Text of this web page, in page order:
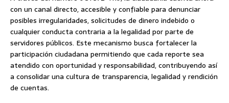
con un canal directo, accesible y confiable para denunciar
posibles irregularidades, solicitudes de dinero indebido o
cualquier conducta contraria a la legalidad por parte de
servidores públicos. Este mecanismo busca fortalecer la
participación ciudadana permitiendo que cada reporte sea
atendido con oportunidad y responsabilidad, contribuyendo así
a consolidar una cultura de transparencia, legalidad y rendición
de cuentas.